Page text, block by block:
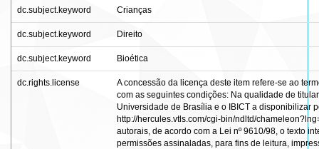
dc.subject.keyword Crianças
dc.subject.keyword Direito
dc.subject.keyword Bioética
dc.rights.license
A concessão da licença deste item refere-se ao
com as seguintes condições: Na qualidade de
Universidade de Brasília e o IBICT a disponibilizar
http://hercules.vtls.com/cgi-bin/ndltd/
autorais, de acordo com a Lei nº 9610/98, o texto
permissões assinaladas, para fins de leitura,